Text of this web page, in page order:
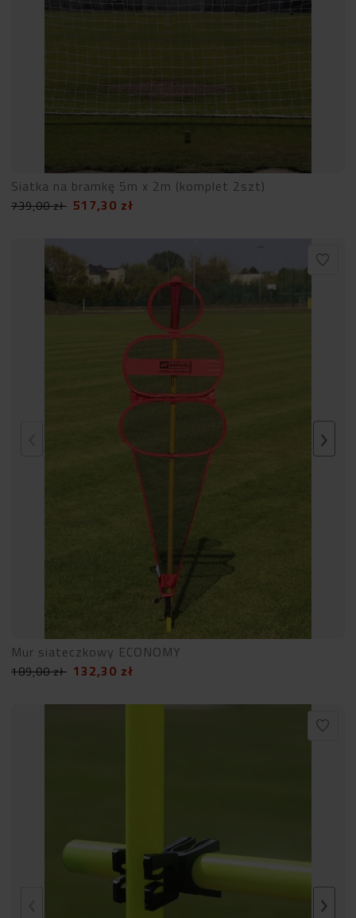
Siatka na bramkę 5m x 2m (komplet 2szt)
739,00zł 517,30 zł
Mur siateczkowy ECONOMY
189,00zł 132,30 zł